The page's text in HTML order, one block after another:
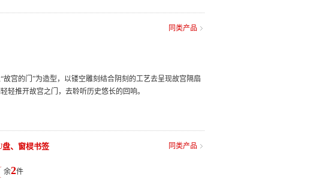
同类产品
宫的门”为造型，以镂空雕刻结合阴刻的工艺去呈现故宫隔扇
轻推开故宫之门，去聆听历史悠长的回响。
盘、窗棂书签
同类产品
余2件